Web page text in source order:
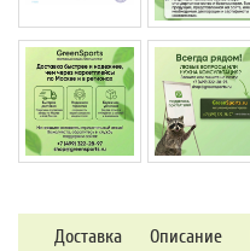
Доставка Описание